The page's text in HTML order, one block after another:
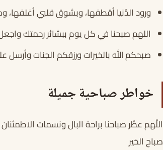
ورود الدّنيا أقطفها، وبشوق قلبي أغلفها،
اللهم صبحنا في كل يوم ببشائر رحمتك
صبحكم الله بالخيرات ورزقكم الجنات وأرسل
خواطر صباحية جميلة
اللّهم عطِّر صباحنا براحة البال وَنسمات
صباح الخير